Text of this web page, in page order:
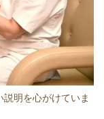
明を心がけていま